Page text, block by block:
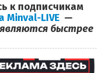
к подписчикам
Minval-LIVE —
быстрее